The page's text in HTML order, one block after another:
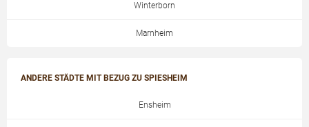
Winterborn
Marnheim
ANDERE STÄDTE MIT BEZUG ZU SPIESHEIM
Ensheim